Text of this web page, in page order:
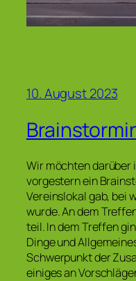
10. August 2023
Wir möchten darüber
vorgestern ein
Vereinslokal gab, bei
wurde. An dem
teil. In dem Treffen
Dinge und
Schwerpunkt der
einiges an